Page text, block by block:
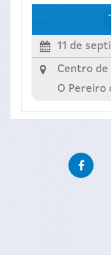
11 de
Centro de
O Pereiro